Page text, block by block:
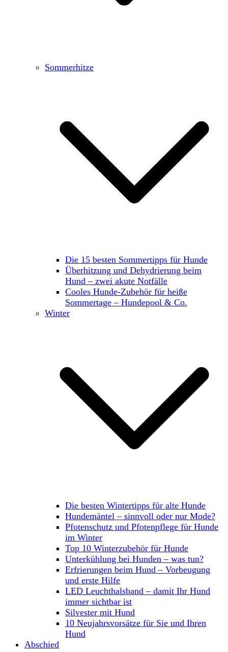
Sommerhitze
Die 15 besten Sommertipps für Hunde
Überhitzung und Dehydrierung beim
Hund – zwei akute Notfälle
Cooles Hunde-Zubehör für heiße
Sommertage – Hundepool & Co.
Winter
Die besten Wintertipps für alte Hunde
Hundemäntel – sinnvoll oder nur Mode?
Pfotenschutz und Pfotenpflege für Hunde
im Winter
Top 10 Winterzubehör für Hunde
Unterkühlung bei Hunden – was tun?
Erfrierungen beim Hund – Vorbeugung
und erste Hilfe
LED Leuchthalsband – damit Ihr Hund
immer sichtbar ist
Silvester mit Hund
10 Neujahrsvorsätze für Sie und Ihren
Hund
Abschied